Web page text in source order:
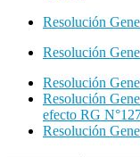
Resolución
Resolución
Resolución
Resolución
efecto RG
Resolución